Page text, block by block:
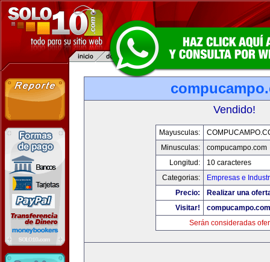
Vendido!
Mayusculas:
Minusculas:
compucampo.com
Longitud:
10 caracteres
Categorias:
Empresas e
Precio:
Realizar una
Visitar!
compucampo.com
Serán consideradas